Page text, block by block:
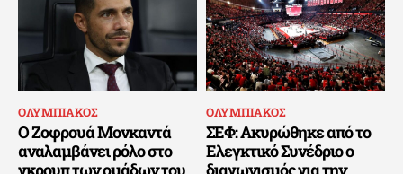
ΟΛΥΜΠΙΑΚΟΣ
Ο Ζοφρουά Μονκαντά
αναλαμβάνει ρόλο στο
γκρουπ των ομάδων του
ΟΛΥΜΠΙΑΚΟΣ
ΣΕΦ: Ακυρώθηκε από το
Ελεγκτικό Συνέδριο ο
διαγωνισμός για την